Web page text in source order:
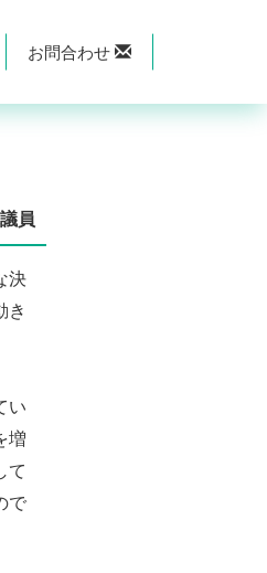
お問合わせ
員
決
き
い
増
て
で